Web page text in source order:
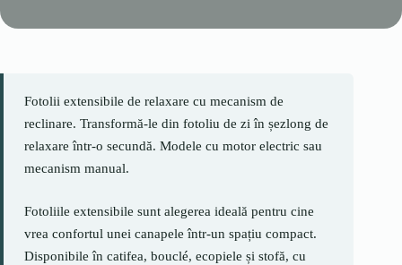
Fotolii extensibile de relaxare cu mecanism de
reclinare. Transformă-le din fotoliu de zi în șezlong de
relaxare într-o secundă. Modele cu motor electric sau
mecanism manual.
Fotoliile extensibile sunt alegerea ideală pentru cine
vrea confortul unei canapele într-un spațiu compact.
Disponibile în catifea, bouclé, ecopiele și stofă, cu